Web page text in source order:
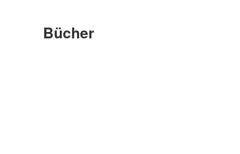
Bücher